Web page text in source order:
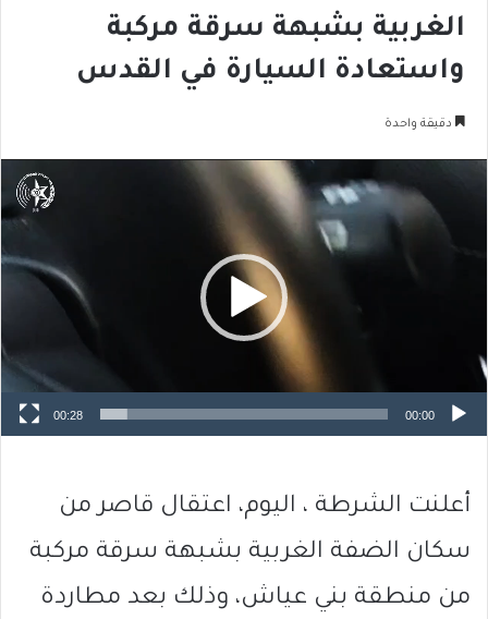
الغربية بشبهة سرقة مركبة
واستعادة السيارة في القدس
دقيقة واحدة
مشغل
00:00
00:28
أعلنت الشرطة ، اليوم، اعتقال قاصر من
سكان الضفة الغربية بشبهة سرقة مركبة
من منطقة بني عياش، وذلك بعد مطاردة